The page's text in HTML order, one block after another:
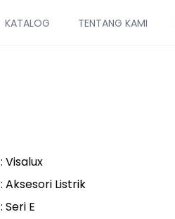
KATALOG TENTANG KAMI
: Visalux
: Aksesori Listrik
: Seri E